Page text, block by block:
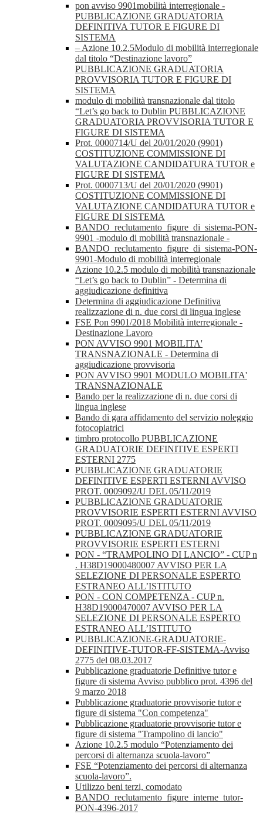
pon avviso 9901mobilità interregionale -
PUBBLICAZIONE GRADUATORIA
DEFINITIVA TUTOR E FIGURE DI
SISTEMA
– Azione 10.2.5Modulo di mobilità interregionale
dal titolo “Destinazione lavoro”
PUBBLICAZIONE GRADUATORIA
PROVVISORIA TUTOR E FIGURE DI
SISTEMA
modulo di mobilità transnazionale dal titolo
“Let’s go back to Dublin PUBBLICAZIONE
GRADUATORIA PROVVISORIA TUTOR E
FIGURE DI SISTEMA
Prot. 0000714/U del 20/01/2020 (9901)
COSTITUZIONE COMMISSIONE DI
VALUTAZIONE CANDIDATURA TUTOR e
FIGURE DI SISTEMA
Prot. 0000713/U del 20/01/2020 (9901)
COSTITUZIONE COMMISSIONE DI
VALUTAZIONE CANDIDATURA TUTOR e
FIGURE DI SISTEMA
BANDO_reclutamento_figure_di_sistema-PON-
9901 -modulo di mobilità transnazionale -
BANDO_reclutamento_figure_di_sistema-PON-
9901-Modulo di mobilità interregionale
Azione 10.2.5 modulo di mobilità transnazionale
“Let’s go back to Dublin” - Determina di
aggiudicazione definitiva
Determina di aggiudicazione Definitiva
realizzazione di n. due corsi di lingua inglese
FSE Pon 9901/2018 Mobilità interregionale -
Destinazione Lavoro
PON AVVISO 9901 MOBILITA'
TRANSNAZIONALE - Determina di
aggiudicazione provvisoria
PON AVVISO 9901 MODULO MOBILITA'
TRANSNAZIONALE
Bando per la realizzazione di n. due corsi di
lingua inglese
Bando di gara affidamento del servizio noleggio
fotocopiatrici
timbro protocollo PUBBLICAZIONE
GRADUATORIE DEFINITIVE ESPERTI
ESTERNI 2775
PUBBLICAZIONE GRADUATORIE
DEFINITIVE ESPERTI ESTERNI AVVISO
PROT. 0009092/U DEL 05/11/2019
PUBBLICAZIONE GRADUATORIE
PROVVISORIE ESPERTI ESTERNI AVVISO
PROT. 0009095/U DEL 05/11/2019
PUBBLICAZIONE GRADUATORIE
PROVVISORIE ESPERTI ESTERNI
PON - “TRAMPOLINO DI LANCIO” - CUP n
. H38D19000480007 AVVISO PER LA
SELEZIONE DI PERSONALE ESPERTO
ESTRANEO ALL’ISTITUTO
PON - CON COMPETENZA - CUP n.
H38D19000470007 AVVISO PER LA
SELEZIONE DI PERSONALE ESPERTO
ESTRANEO ALL’ISTITUTO
PUBBLICAZIONE-GRADUATORIE-
DEFINITIVE-TUTOR-FF-SISTEMA-Avviso
2775 del 08.03.2017
Pubblicazione graduatorie Definitive tutor e
figure di sistema Avviso pubblico prot. 4396 del
9 marzo 2018
Pubblicazione graduatorie provvisorie tutor e
figure di sistema "Con competenza"
Pubblicazione graduatorie provvisorie tutor e
figure di sistema "Trampolino di lancio"
Azione 10.2.5 modulo “Potenziamento dei
percorsi di alternanza scuola-lavoro”
FSE “Potenziamento dei percorsi di alternanza
scuola-lavoro”.
Utilizzo beni terzi, comodato
BANDO_reclutamento_figure_interne_tutor-
PON-4396-2017